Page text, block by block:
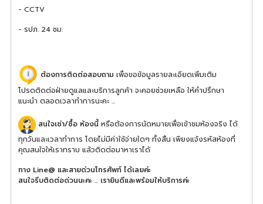
- CCTV
- รปภ. 24 ชม.
ต้องการติดต่อสอบถาม เพื่อขอข้อมูลรายละเอียดเพิ่มเติม
โปรดติดต่อฝ่ายดูแลและบริการลูกค้า จะคอยช่วยเหลือ ให้คำปรึกษา
แนะนำ ตลอดเวลาทำการนะคะ ...
สนใจเช่า/ซื้อ ห้องนี้ หรือต้องการนัดหมายเพื่อเข้าชมห้องจริง ได้
ทุกวันและเวลาทำการ โดยไม่มีค่าใช้จ่ายใดๆ ทั้งสิ้น เพียงแจ้งรหัสห้องที่
คุณสนใจให้เราทราบ แล้วติดต่อมาหาเราได้
ทาง Line@ และสายด่วนโทรศัพท์ ได้เลยค่ะ
สนใจรีบติดต่อด่วนนะคะ ... เรายินดีและพร้อมให้บริการค่ะ